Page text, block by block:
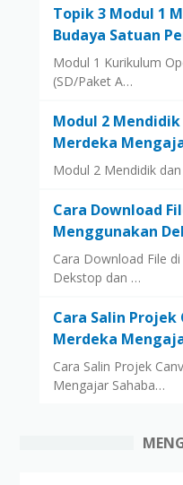
Topik 3 Modul 1
Budaya Satuan
Modul 1 Kurikulum
(SD/Paket A…
Modul 2
Merdeka
Modul 2 Mendidik
Cara Download
Menggunakan
Cara Download File
Dekstop dan …
Cara Salin Projek
Merdeka
Cara Salin Projek
Mengajar Sahaba…